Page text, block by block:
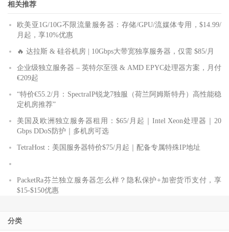
相关推荐
欧美亚1G/10G不限流量服务器：存储/GPU/流媒体专用，$14.99/
月起，享10%优惠
🔥 达拉斯 & 硅谷机房 | 10Gbps大带宽独享服务器，仅需 $85/月
企业级独立服务器 – 英特尔至强 & AMD EPYC处理器方案，月付
€209起
“特价€55.2/月：SpectraIP锐龙7独服（荷兰阿姆斯特丹）高性能稳
定机房推荐”
美国及欧洲独立服务器租用：$65/月起｜Intel Xeon处理器｜20
Gbps DDoS防护｜多机房可选
TetraHost：美国服务器特价$75/月起｜配备专属特殊IP地址
PacketRa芬兰独立服务器怎么样？隐私保护+加密货币支付，享
$15-$150优惠
分类